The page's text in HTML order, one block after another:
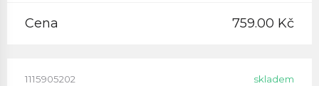
Cena 759.00 Kč
1115905202 skladem